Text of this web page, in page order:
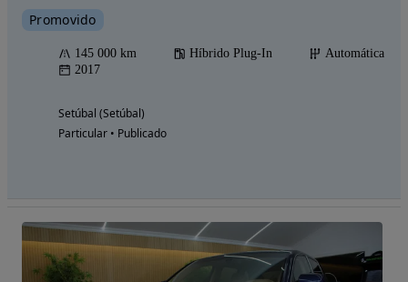
Promovido
145 000 km Híbrido Plug-In
Automática
2017
Setúbal (Setúbal)
Particular • Publicado